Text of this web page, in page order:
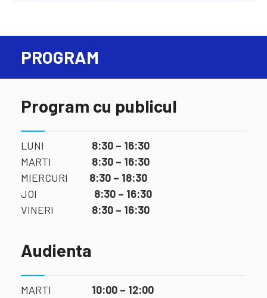
PROGRAM
Program cu publicul
LUNI 8:30 – 16:30
MARTI 8:30 – 16:30
MIERCURI 8:30 – 18:30
JOI 8:30 – 16:30
VINERI 8:30 – 16:30
Audienta
MARTI 10:00 – 12:00